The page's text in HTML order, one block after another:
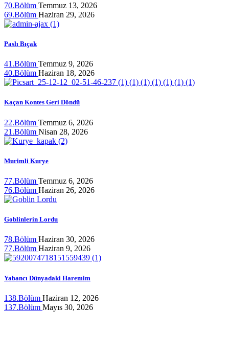
70.Bölüm Temmuz 13, 2026
69.Bölüm Haziran 29, 2026
Paslı Bıçak
41.Bölüm Temmuz 9, 2026
40.Bölüm Haziran 18, 2026
Kaçan Kontes Geri Döndü
22.Bölüm Temmuz 6, 2026
21.Bölüm Nisan 28, 2026
Murimli Kurye
77.Bölüm Temmuz 6, 2026
76.Bölüm Haziran 26, 2026
Goblinlerin Lordu
78.Bölüm Haziran 30, 2026
77.Bölüm Haziran 9, 2026
Yabancı Dünyadaki Haremim
138.Bölüm Haziran 12, 2026
137.Bölüm Mayıs 30, 2026